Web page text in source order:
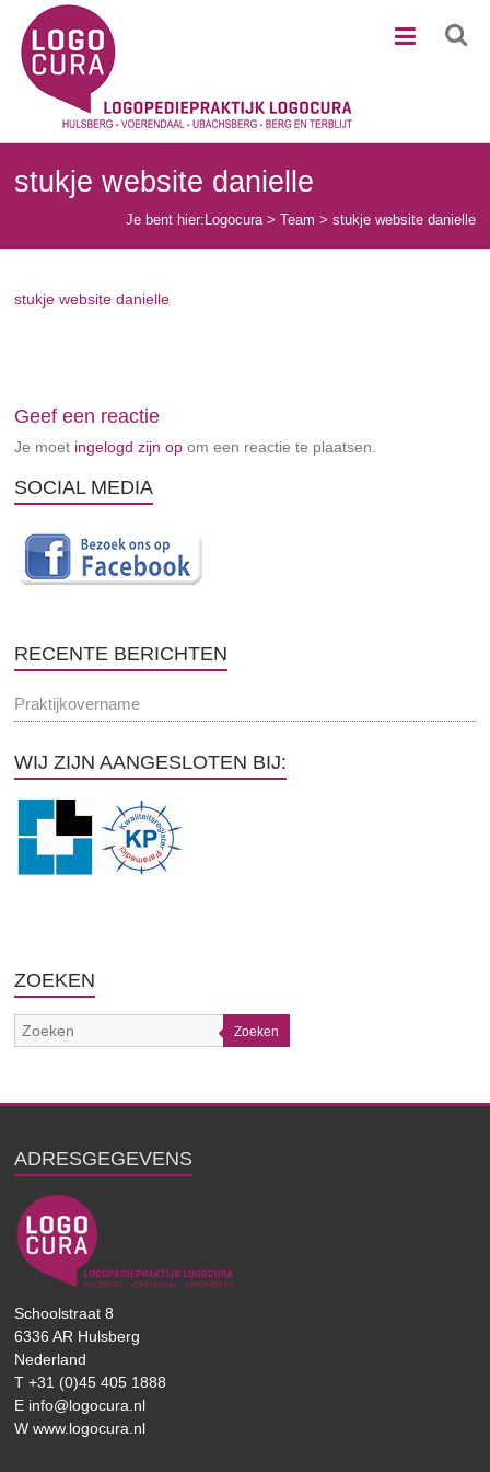
naar
inhoud
Logocura
stukje website danielle
Je bent hier: Logocura> Team > stukje website danielle
stukje website danielle
Geef een reactie
Je moet ingelogd zijn op om een reactie te plaatsen.
SOCIAL MEDIA
RECENTE BERICHTEN
Praktijkovername
WIJ ZIJN AANGESLOTEN BIJ:
ZOEKEN
Zoeken
ADRESGEGEVENS
Schoolstraat 8
6336 AR Hulsberg
Nederland
T +31 (0)45 405 1888
E info@logocura.nl
W www.logocura.nl